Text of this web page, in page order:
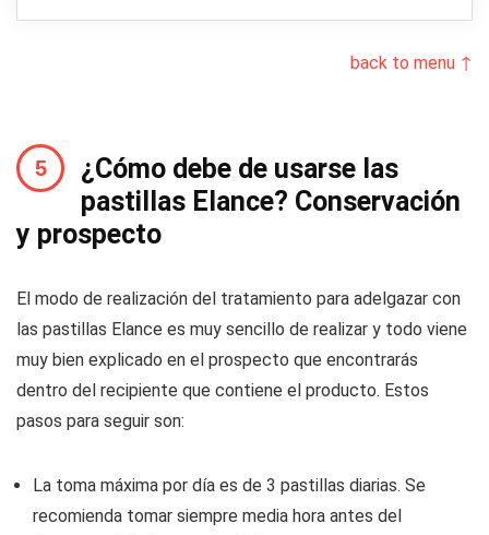
back to menu ↑
¿Cómo debe de usarse las
pastillas Elance? Conservación
y prospecto
El modo de realización del tratamiento para adelgazar con
las pastillas Elance es muy sencillo de realizar y todo viene
muy bien explicado en el prospecto que encontrarás
dentro del recipiente que contiene el producto. Estos
pasos para seguir son:
La toma máxima por día es de 3 pastillas diarias. Se
recomienda tomar siempre media hora antes del